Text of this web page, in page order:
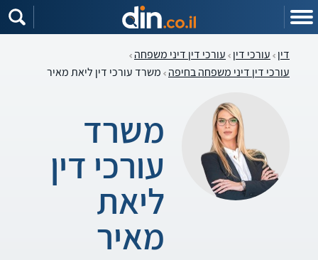
דין עורכי דין עורכי דין דיני משפחה
עורכי דין דיני משפחה בחיפה משרד עורכי דין ליאת מאיר
משרד
עורכי דין
ליאת
מאיר